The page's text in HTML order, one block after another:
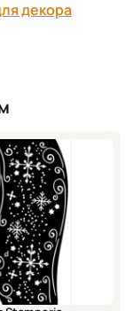
декора